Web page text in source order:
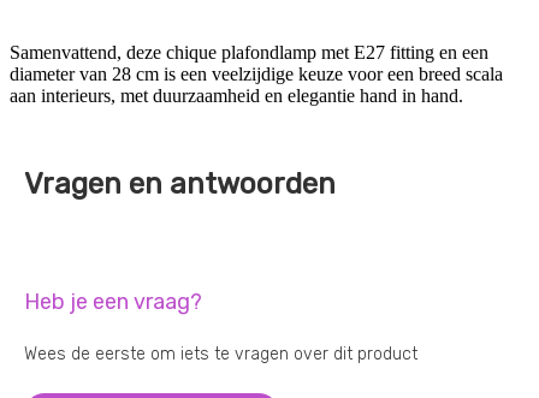
Samenvattend, deze chique plafondlamp met E27 fitting en een
diameter van 28 cm is een veelzijdige keuze voor een breed scala
aan interieurs, met duurzaamheid en elegantie hand in hand.
Vragen en antwoorden
Heb je een vraag?
Wees de eerste om iets te vragen over dit product